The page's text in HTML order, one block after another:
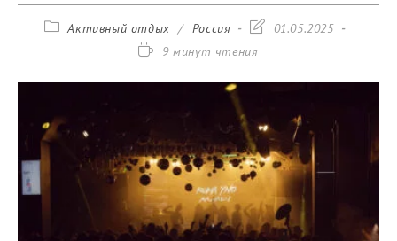
РубрикаАктивный отдых / Россия
Запись01.05.2025
Время9 минут чтения